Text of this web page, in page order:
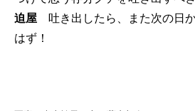
迫屋 吐き出したら、また次の日
はず！